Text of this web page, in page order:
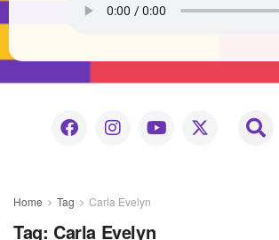
Home Tag Carla Evelyn
Tag: Carla Evelyn